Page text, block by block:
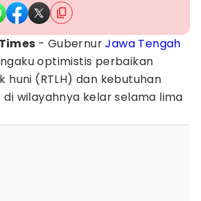
- GubernurJawa Tengah
optimistis perbaikan
huni (RTLH) dan kebutuhan
wilayahnya kelar selama lima